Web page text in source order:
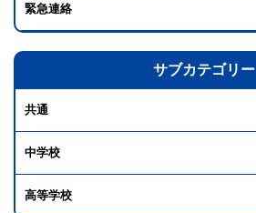
緊急連絡
サブカテゴリー
共通
中学校
高等学校